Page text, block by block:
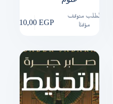
210,00EGP
الطلب متوقف
مؤقتًا